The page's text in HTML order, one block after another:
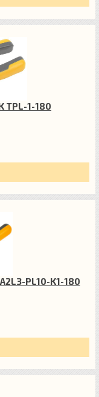
TPL-1-180
PL10-K1-180